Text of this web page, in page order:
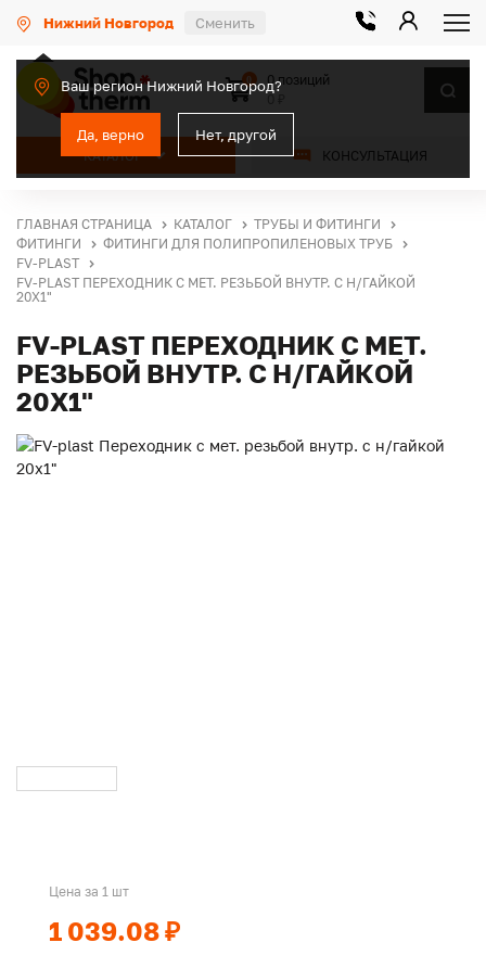
Нижний Новгород Сменить
Ваш регион Нижний Новгород?
Да, верно Нет, другой
КАТАЛОГ КОНСУЛЬТАЦИЯ
0
0 позиций
ГЛАВНАЯ СТРАНИЦА КАТАЛОГ
ТРУБЫ И ФИТИНГИ
ФИТИНГИ
ФИТИНГИ ДЛЯ ПОЛИПРОПИЛЕНОВЫХ ТРУБ
FV-PLAST
FV-PLAST ПЕРЕХОДНИК С МЕТ. РЕЗЬБОЙ ВНУТР. С Н/ГАЙКОЙ
20Х1"
FV-PLAST ПЕРЕХОДНИК С МЕТ.
РЕЗЬБОЙ ВНУТР. С Н/ГАЙКОЙ
20Х1"
Цена за 1 шт
1 039.08 ₽